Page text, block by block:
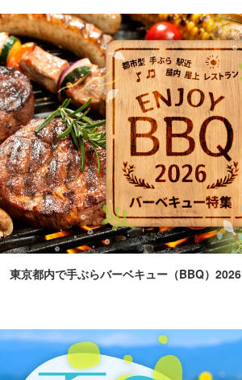
東京都内で手ぶらバーベキュー（BBQ）2026